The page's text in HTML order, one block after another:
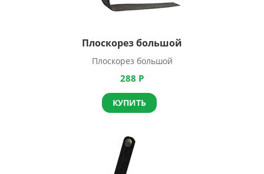
Плоскорез большой
Плоскорез большой
288 Р
КУПИТЬ